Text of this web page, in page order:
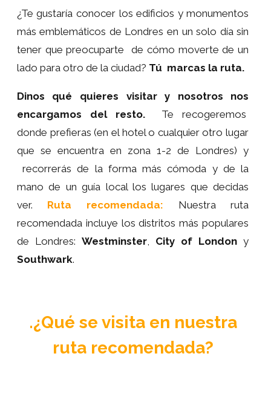
¿Te gustaría conocer los edificios y monumentos
más emblemáticos de Londres en un solo día sin
tener que preocuparte de cómo moverte de un
lado para otro de la ciudad? Tú marcas la ruta.
Dinos qué quieres visitar y nosotros nos
encargamos del resto.Te recogeremos
donde prefieras (en el hotel o cualquier otro lugar
que se encuentra en zona 1-2 de Londres) y
recorrerás de la forma más cómoda y de la
mano de un guía local los lugares que decidas
ver. Ruta recomendada: Nuestra ruta
recomendada incluye los distritos más populares
de Londres: Westminster, City of London y
Southwark.
.¿Qué se visita en nuestra
ruta recomendada?